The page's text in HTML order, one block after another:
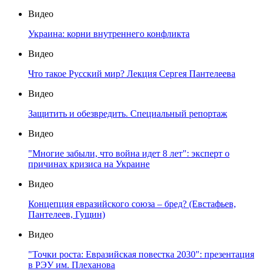
Видео
Украина: корни внутреннего конфликта
Видео
Что такое Русский мир? Лекция Сергея Пантелеева
Видео
Защитить и обезвредить. Специальный репортаж
Видео
"Многие забыли, что война идет 8 лет": эксперт о
причинах кризиса на Украине
Видео
Концепция евразийского союза – бред? (Евстафьев,
Пантелеев, Гущин)
Видео
"Точки роста: Евразийская повестка 2030": презентация
в РЭУ им. Плеханова